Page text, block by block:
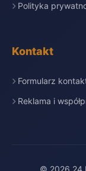
Polityka
Kontakt
Formularz
Reklama i
© 2026 24